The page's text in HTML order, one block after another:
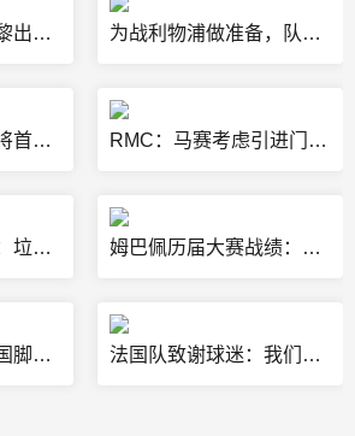
马尔基尼奥斯为巴黎出战欧冠淘汰赛50场，是法甲球员之最 为战利物浦做准备，队报：巴黎正评估是否推迟客战朗斯的比赛
数据没错法国球迷将首发写在身上，最佳射手是乌龙 RMC：马赛考虑引进门将，人选包括梅斯利耶、法国国脚桑巴等人
法国球迷热议德尚：垃圾比赛，100%你的错，下课！该让齐达内来了 姆巴佩历届大赛战绩：世界杯1冠1亚欧洲杯最好成绩4强
罗马诺：格鲁吉亚国脚达维塔什维利接受圣埃蒂安体检，将签约4年 法国队致谢球迷：我们的欧洲杯之旅结束了，感谢球迷们鼓励和支持